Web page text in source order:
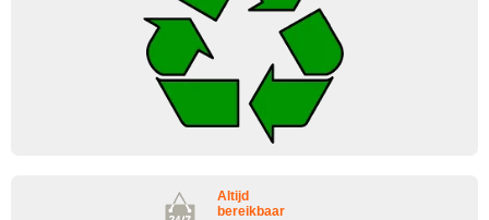
Altijd
bereikbaar